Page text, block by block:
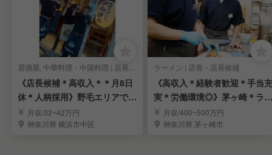
居酒屋, 中華料理・中国料理 | 店長・店長候補
《店長候補＊高収入＊＊月8日
休＊人柄採用》野毛エリアで根
付く人気の大衆酒場
月収/32~42万円
神奈川県 横浜市中区
ラーメン | 店長・店長候補
《高収入＊経験者歓迎＊手当充
実＊労働環境◎》茅ヶ崎＊ラー
メンの店長候補募集
月収/400~500万円
神奈川県 茅ヶ崎市